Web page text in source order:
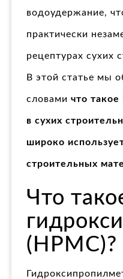
водоудержание,
практически
рецептурах сухих
В этой статье мы
словами что
в сухих
широко
строительных
Что
(HPMC)?